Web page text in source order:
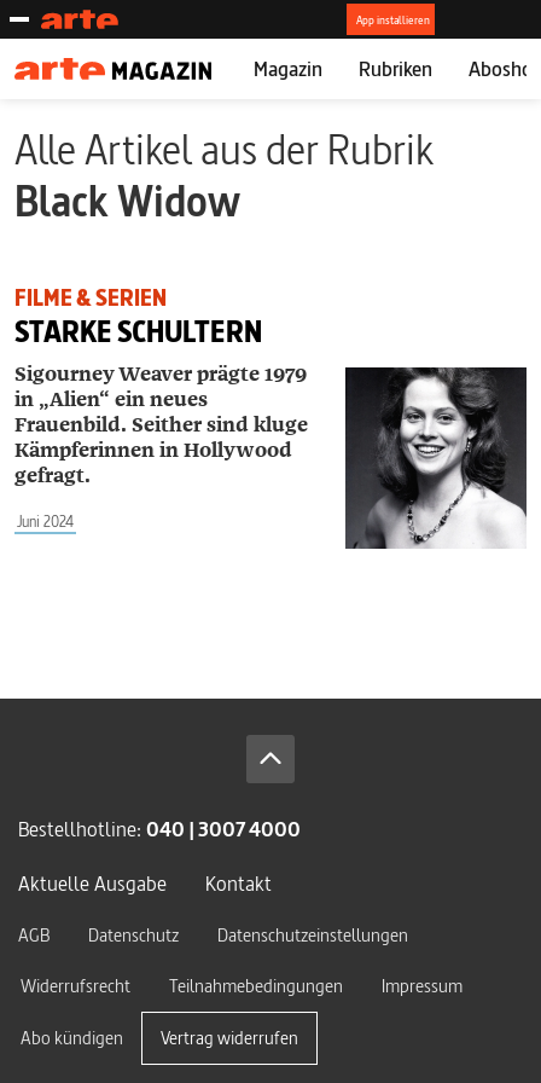
Magazin Rubriken
Alle Artikel aus der Rubrik
Black Widow
FILME & SERIEN
STARKE SCHULTERN
Sigourney Weaver prägte 1979
in „Alien“ ein neues
Frauenbild. Seither sind kluge
Kämpferinnen in Hollywood
gefragt.
Juni 2024
Bestellhotline: 040 | 3007 4000
Aktuelle Ausgabe
Kontakt
AGB Datenschutz
Datenschutzeinstellungen
Widerrufsrecht
Teilnahmebedingungen Impressum
Abo kündigen Vertrag widerrufen